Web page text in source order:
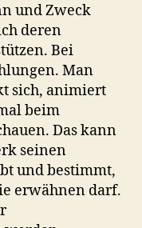
und Zweck
deren
Bei
Man
sich, animiert
beim
Das kann
seinen
und bestimmt,
erwähnen darf.